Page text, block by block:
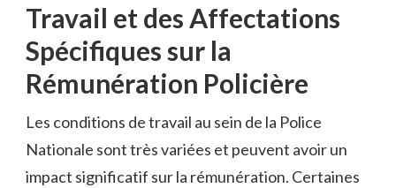
Travail et des Affectations
Spécifiques sur la
Rémunération Policière
Les conditions de travail au sein de la Police
Nationale sont très variées et peuvent avoir un
impact significatif sur la rémunération. Certaines